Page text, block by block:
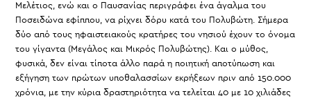
Μελέτιος, ενώ και ο Παυσανίας περιγράφει ένα άγαλμα του
Ποσειδώνα εφίππου, να ρίχνει δόρυ κατά του Πολυβώτη. Σήμερα
δύο από τους ηφαιστειακούς κρατήρες του νησιού έχουν το όνομα
του γίγαντα (Μεγάλος και Μικρός Πολυβώτης). Και ο μύθος,
φυσικά, δεν είναι τίποτα άλλο παρά η ποιητική αποτύπωση και
εξήγηση των πρώτων υποθαλασσίων εκρήξεων πριν από 150.000
χρόνια, με την κύρια δραστηριότητα να τελείται 40 με 10 χιλιάδες